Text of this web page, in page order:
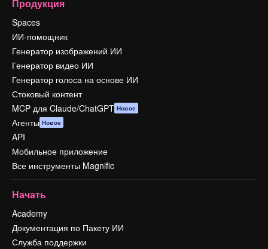
Продукция
Spaces
ИИ-помощник
Генератор изображений ИИ
Генератор видео ИИ
Генератор голоса на основе ИИ
Стоковый контент
MCP для Claude/ChatGPT Новое
Агенты Новое
API
Мобильное приложение
Все инструменты Magnific
Начать
Academy
Документация по Пакету ИИ
Служба поддержки